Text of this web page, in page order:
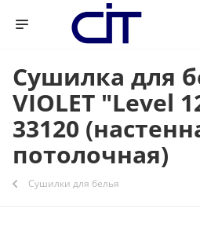
Сушилка для
VIOLET "Level
33120
потолочная)
Сушилки для белья